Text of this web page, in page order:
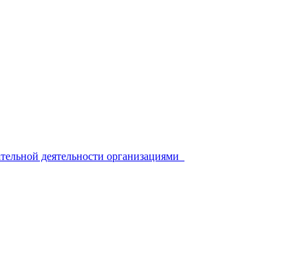
деятельности организациями